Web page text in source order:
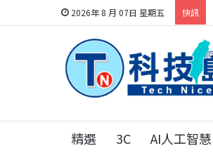
2026年 8 月 07日 星期五 快訊
精選 3C AI人工智慧